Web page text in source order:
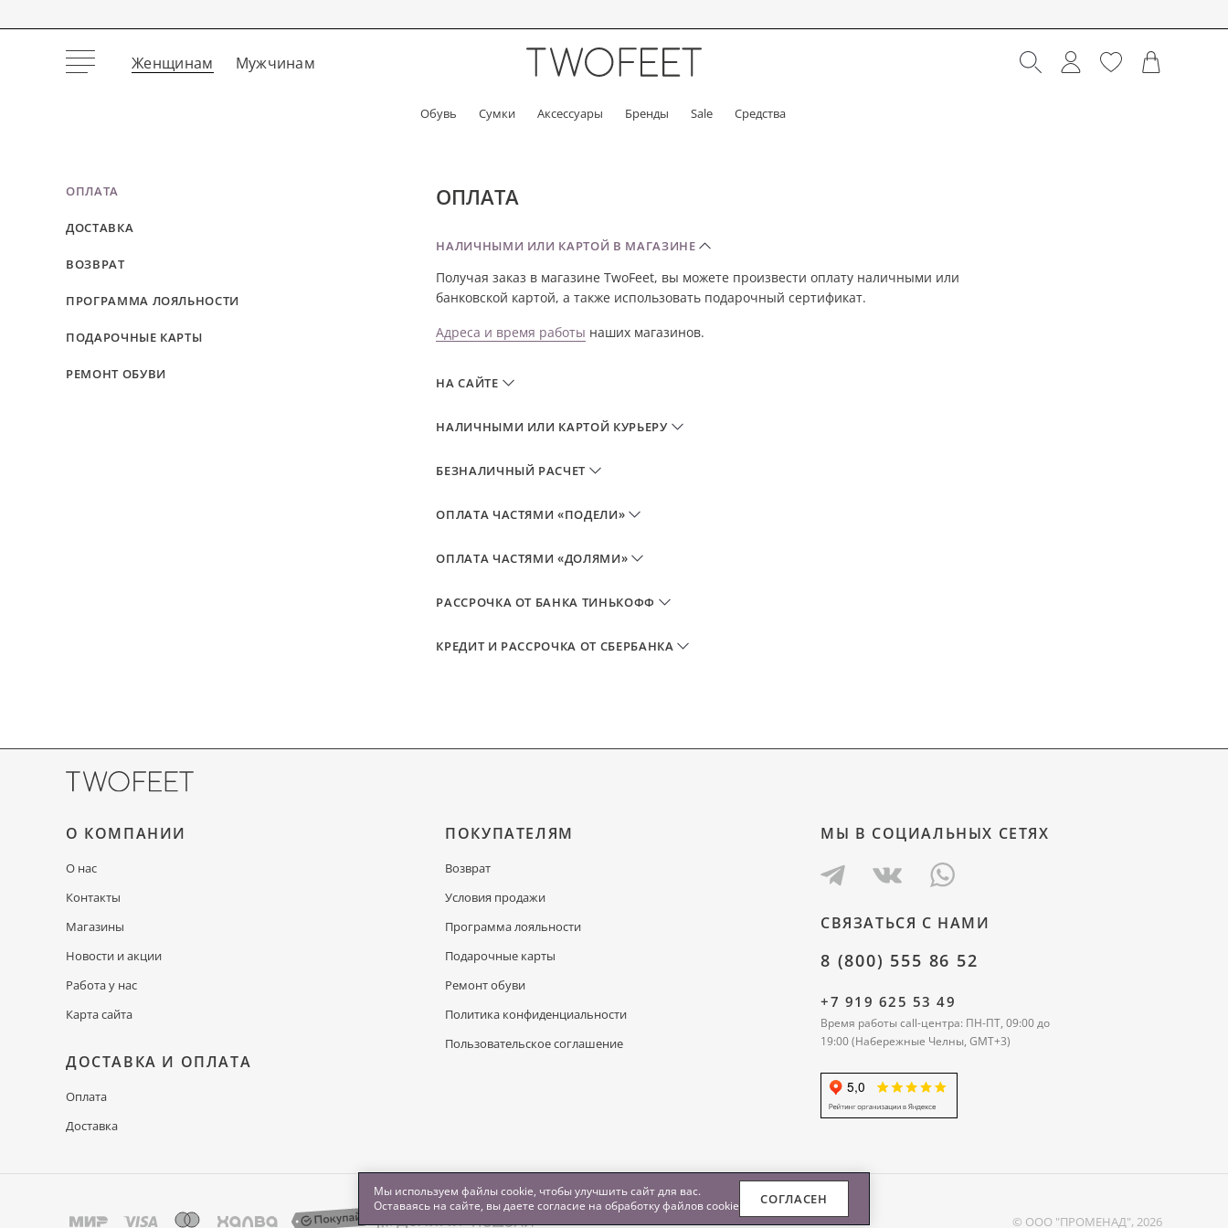
Женщинам Мужчинам
Обувь Сумки Аксессуары Бренды Sale Средства
ОПЛАТА
ДОСТАВКА
ВОЗВРАТ
ПРОГРАММА ЛОЯЛЬНОСТИ
ПОДАРОЧНЫЕ КАРТЫ
РЕМОНТ ОБУВИ
ОПЛАТА
НАЛИЧНЫМИ ИЛИ КАРТОЙ В МАГАЗИНЕ
Получая заказ в магазине TwoFeet, вы можете произвести оплату наличными или
банковской картой, а также использовать подарочный сертификат.
Адреса и время работы наших магазинов.
НА САЙТЕ
НАЛИЧНЫМИ ИЛИ КАРТОЙ КУРЬЕРУ
БЕЗНАЛИЧНЫЙ РАСЧЕТ
ОПЛАТА ЧАСТЯМИ «ПОДЕЛИ»
ОПЛАТА ЧАСТЯМИ «ДОЛЯМИ»
РАССРОЧКА ОТ БАНКА ТИНЬКОФФ
КРЕДИТ И РАССРОЧКА ОТ СБЕРБАНКА
О КОМПАНИИ
О нас
Контакты
Магазины
Новости и акции
Работа у нас
Карта сайта
ДОСТАВКА И ОПЛАТА
Оплата
Доставка
ПОКУПАТЕЛЯМ
Возврат
Условия продажи
Программа лояльности
Подарочные карты
Ремонт обуви
Политика конфиденциальности
Пользовательское соглашение
МЫ В СОЦИАЛЬНЫХ СЕТЯХ
СВЯЗАТЬСЯ С НАМИ
8 (800) 555 86 52
+7 919 625 53 49
Время работы call-центра: ПН-ПТ, 09:00 до
19:00 (Набережные Челны, GMT+3)
© ООО "ПРОМЕНАД", 2026
Мы используем файлы cookie, чтобы улучшить сайт для вас.
Оставаясь на сайте, вы даете согласие на обработкуфайлов cookie СОГЛАСЕН